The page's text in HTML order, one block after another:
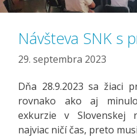
Návšteva SNK s
29. septembra 2023
Dňa 28.9.2023 sa žiaci
rovnako ako aj
exkurzie v Slovenskej
najviac ničí čas, preto